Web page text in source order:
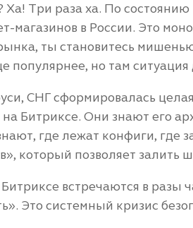
Три раза ха. По
магазинов в России. Это
ты становитесь
популярнее, но там ситуация
СНГ сформировалась
Битриксе. Они знают его
где лежат конфиги, где
который позволяет залить
встречаются в разы
Это системный кризис